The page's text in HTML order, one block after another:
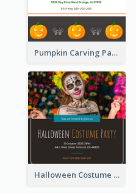
Pumpkin Carving Party Invitation
Halloween Costume Party Invitation